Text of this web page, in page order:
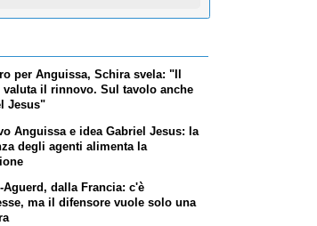
per Anguissa, Schira svela: "Il
valuta il rinnovo. Sul tavolo anche
Jesus"
Anguissa e idea Gabriel Jesus: la
degli agenti alimenta la
Aguerd, dalla Francia: c'è
ma il difensore vuole solo una